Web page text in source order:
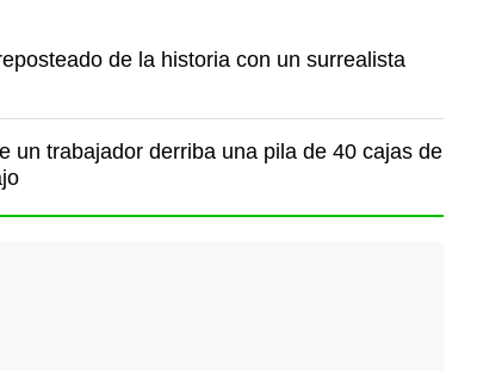
de la historia con un surrealista
un trabajador derriba una pila de 40 cajas de